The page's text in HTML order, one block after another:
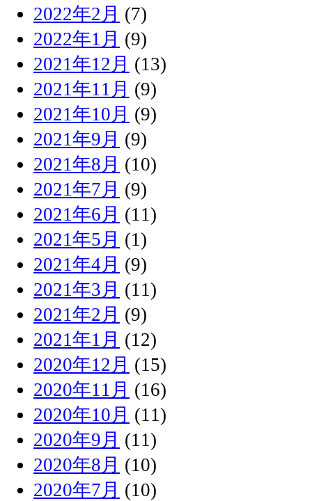
2022年2月 (7)
2022年1月 (9)
2021年12月 (13)
2021年11月 (9)
2021年10月 (9)
2021年9月 (9)
2021年8月 (10)
2021年7月 (9)
2021年6月 (11)
2021年5月 (1)
2021年4月 (9)
2021年3月 (11)
2021年2月 (9)
2021年1月 (12)
2020年12月 (15)
2020年11月 (16)
2020年10月 (11)
2020年9月 (11)
2020年8月 (10)
2020年7月 (10)